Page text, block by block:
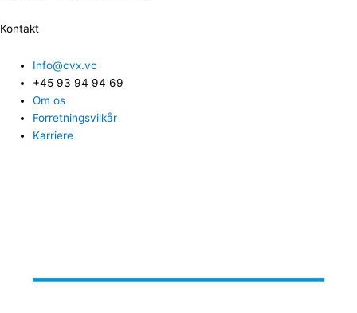
Kontakt
Info@cvx.vc
+45 93 94 94 69
Om os
Forretningsvilkår
Karriere